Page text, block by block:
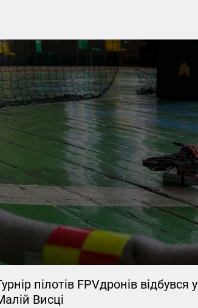
пілотів FPVдронів відбувся у
Висці